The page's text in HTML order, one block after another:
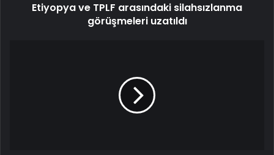
Etiyopya ve TPLF arasındaki silahsızlanma
görüşmeleri uzatıldı